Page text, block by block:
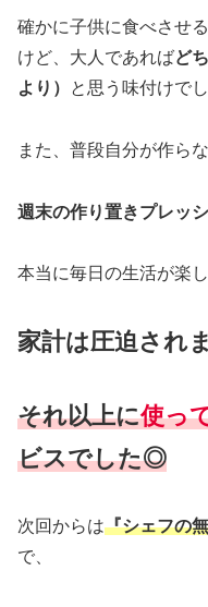
確かに子供に食べさせ
けど、大人であればど
より）
と思う味付けでし
また、普段自分が作ら
週末の作り置きプレッ
本当に毎日の生活が楽
家計は圧迫され
それ以上に使っ
ビスでした◎
次回からは『シェフの
で、